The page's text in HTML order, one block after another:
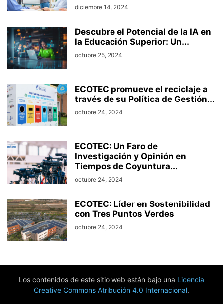
diciembre 14, 2024
Descubre el Potencial de la IA en
la Educación Superior: Un...
octubre 25, 2024
ECOTEC promueve el reciclaje a
través de su Política de Gestión...
octubre 24, 2024
ECOTEC: Un Faro de
Investigación y Opinión en
Tiempos de Coyuntura...
octubre 24, 2024
ECOTEC: Líder en Sostenibilidad
con Tres Puntos Verdes
octubre 24, 2024
Los contenidos de este sitio web están bajo una Licencia
Creative Commons Atribución 4.0 Internacional.